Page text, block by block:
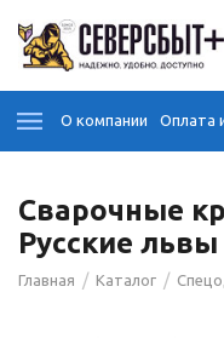
О компании Оплата
Сварочные
Русские
Главная / Каталог /